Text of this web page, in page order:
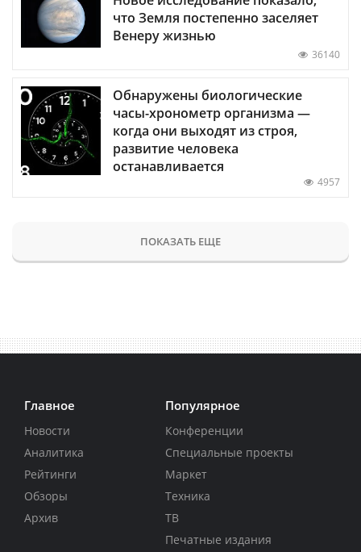
что Земля постепенно заселяет
Венеру жизнью
36140
Обнаружены биологические
часы-хронометр организма —
когда они выходят из строя,
развитие человека
останавливается
4957
ПОКАЗАТЬ ЕЩЕ
Главное
Новости
Аналитика
Рейтинги
Обзоры
Архив
Популярное
Конференции
Специальные проекты
Маркет
Техника
ТВ
Печатные издания